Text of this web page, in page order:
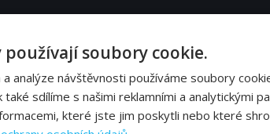
ve svých životech pořádné změny.
svou módní značku. Jana prosí Kylie v Zimbabwe
soubory cookie.
analýze návštěvnosti používáme soubory
také sdílíme s našimi reklamními a analytickými
které jste jim poskytli nebo které